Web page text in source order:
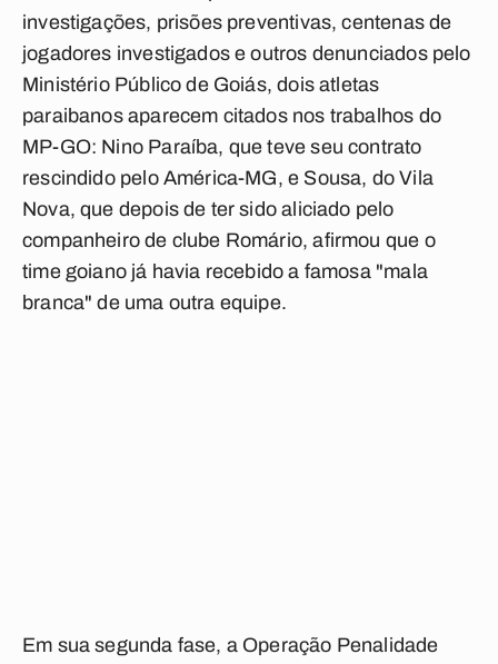
investigações, prisões preventivas, centenas de
jogadores investigados e outros denunciados pelo
Ministério Público de Goiás, dois atletas
paraibanos aparecem citados nos trabalhos do
MP-GO: Nino Paraíba, que teve seu contrato
rescindido pelo América-MG, e Sousa, do Vila
Nova, que depois de ter sido aliciado pelo
companheiro de clube Romário, afirmou que o
time goiano já havia recebido a famosa "mala
branca" de uma outra equipe.
Em sua segunda fase, a Operação Penalidade